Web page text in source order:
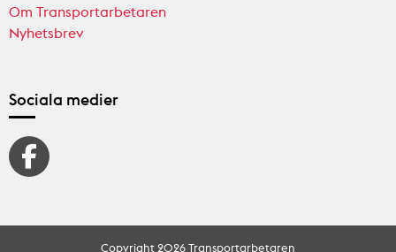
Om Transportarbetaren
Nyhetsbrev
Sociala medier
Copyright 2026 Transportarbetaren